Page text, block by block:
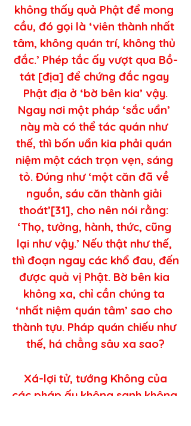
không thấy quả Phật để mong
cầu, đó gọi là ‘viên thành nhất
tâm, không quán trí, không thủ
đắc.’ Phép tắc ấy vượt qua Bồ-
tát [địa] để chứng đắc ngay
Phật địa ở ‘bờ bên kia’ vậy.
Ngay nơi một pháp ‘sắc uẩn’
này mà có thể tác quán như
thế, thì bốn uẩn kia phải quán
niệm một cách trọn vẹn, sáng
tỏ. Đúng như ‘một căn đã về
nguồn, sáu căn thành giải
thoát’[31], cho nên nói rằng:
‘Thọ, tưởng, hành, thức, cũng
lại như vậy.’ Nếu thật như thế,
thì đoạn ngay các khổ đau, đến
được quả vị Phật. Bờ bên kia
không xa, chỉ cần chúng ta
‘nhất niệm quán tâm’ sao cho
thành tựu. Pháp quán chiếu như
thế, há chẳng sâu xa sao?
các pháp ấy không sanh không